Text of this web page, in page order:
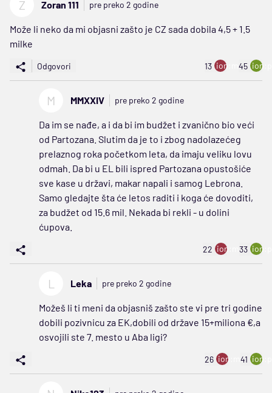
Z Zoran 111 pre preko 2 godine
Može li neko da mi objasni zašto je CZ sada dobila 4,5 + 1.5
milke
Odgovori 13 ion:minus
45
M MMXXIV pre preko 2 godine
Da im se nađe, a i da bi im budžet i zvanično bio veći
od Partozana. Slutim da je to i zbog nadolazećeg
prelaznog roka početkom leta, da imaju veliku lovu
odmah. Da bi u EL bili ispred Partozana opustošiće
sve kase u državi, makar napali i samog Lebrona.
Samo gledajte šta će letos raditi i koga će dovoditi,
za budžet od 15.6 mil. Nekada bi rekli - u dolini
ćupova.
22 ion:minus
33
L Leka pre preko 2 godine
Možeš li ti meni da objasniš zašto ste vi pre tri godine
dobili pozivnicu za EK,dobili od države 15+miliona €,a
osvojili ste 7. mesto u Aba ligi?
26 ion:minus
41